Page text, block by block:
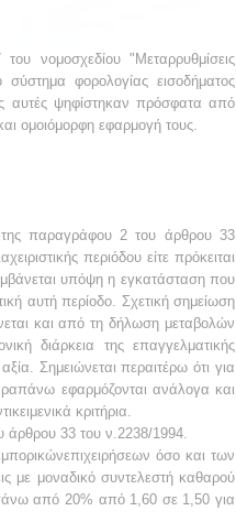
νομοσχεδίου "Μεταρρυθμίσεις
σύστημα φορολογίας εισοδήματος
αυτές ψηφίστηκαν πρόσφατα από
ομοιόμορφη εφαρμογή τους.
παραγράφου 2 του άρθρου 33
περιόδου είτε πρόκειται
υπόψη η εγκατάσταση που
αυτή περίοδο. Σχετική σημείωση
και από τη δήλωση μεταβολών
διάρκεια της επαγγελματικής
Σημειώνεται περαιτέρω ότι για
εφαρμόζονται ανάλογα και
κριτήρια.
άρθρου 33 του ν.2238/1994.
όσο και των
με μοναδικό συντελεστή καθαρού
από 20% από 1,60 σε 1,50 για